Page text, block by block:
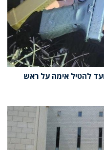
להטיל אימה על ראש